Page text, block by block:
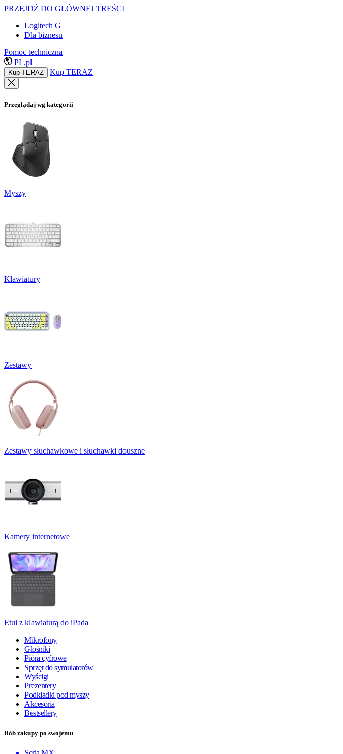
PRZEJDŹ DO GŁÓWNEJ TREŚCI
Logitech G
Dla biznesu
Pomoc techniczna
PL,pl
Kup TERAZ Kup TERAZ
Przeglądaj wg kategorii
Myszy
Klawiatury
Zestawy
Zestawy słuchawkowe i słuchawki douszne
Kamery internetowe
Etui z klawiaturą do iPada
Mikrofony
Głośniki
Pióra cyfrowe
Sprzęt do symulatorów
Wyścigi
Prezentery
Podkładki pod myszy
Akcesoria
Bestsellery
Rób zakupy po swojemu